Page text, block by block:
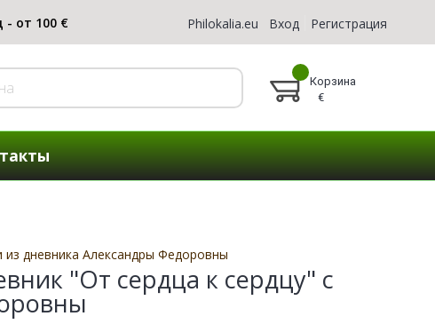
Philokalia.eu Вход Регистрация
Корзина
€
дневника Александры Федоровны
"От сердца к сердцу" с